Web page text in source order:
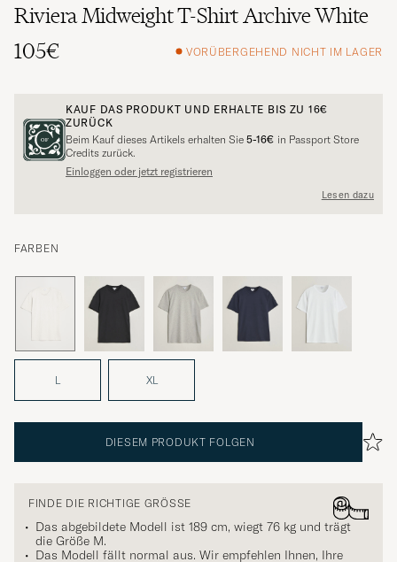
Riviera Midweight T-Shirt Archive White
105€
VORÜBERGEHEND NICHT IM LAGER
KAUF DAS PRODUKT UND ERHALTE BIS ZU 16€
ZURÜCK
Beim Kauf dieses Artikels erhalten Sie 5-16€ in Passport Store
Credits zurück.
Einloggen oder jetzt registrieren
Lesen dazu
FARBEN
L XL
DIESEM PRODUKT FOLGEN
FINDE DIE RICHTIGE GRÖSSE
Das abgebildete Modell ist 189 cm, wiegt 76 kg und trägt
die Größe M.
Das Modell fällt normal aus. Wir empfehlen Ihnen, Ihre